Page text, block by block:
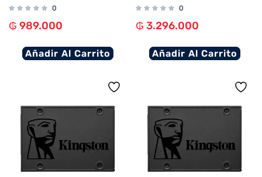
0
₲ 989.000
Añadir Al Carrito
0
₲ 3.296.000
Añadir Al Carrito